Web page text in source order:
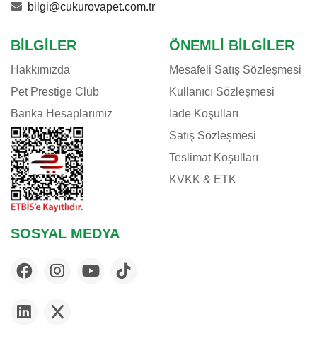
bilgi@cukurovapet.com.tr
BILGILER
Hakkımızda
Pet Prestige Club
Banka Hesaplarımız
ÖNEMLI BILGILER
Mesafeli Satış Sözleşmesi
Kullanıcı Sözleşmesi
İade Koşulları
Satış Sözleşmesi
Teslimat Koşulları
KVKK & ETK
SOSYAL MEDYA